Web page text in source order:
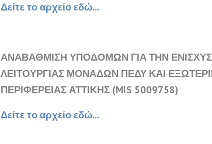
Δείτε το αρχείο εδώ...
ΑΝΑΒΑΘΜΙΣΗ ΥΠΟΔΟΜΩΝ ΓΙΑ ΤΗΝ
ΛΕΙΤΟΥΡΓΙΑΣ ΜΟΝΑΔΩΝ ΠΕΔΥ ΚΑΙ
ΠΕΡΙΦΕΡΕΙΑΣ ΑΤΤΙΚΗΣ (MIS 5009758)
Δείτε το αρχείο εδώ...